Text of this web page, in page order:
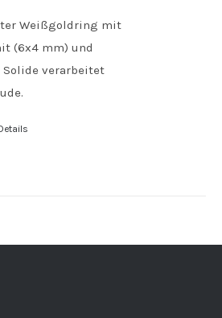
Weißgoldring mit
(6x4 mm) und
Solide verarbeitet